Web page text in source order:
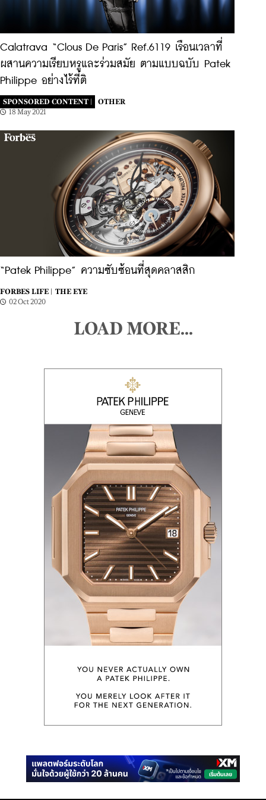
Calatrava “Clous De Paris” Ref.6119 เรือนเวลาที่
ผสานความเรียบหรูและร่วมสมัย ตามแบบฉบับ Patek
Philippe อย่างไร้ที่ติ
SPONSORED CONTENT |
OTHER
18 May 2021
“Patek Philippe” ความซับซ้อนที่สุดคลาสสิก
FORBES LIFE |
THE EYE
02 Oct 2020
LOAD MORE...